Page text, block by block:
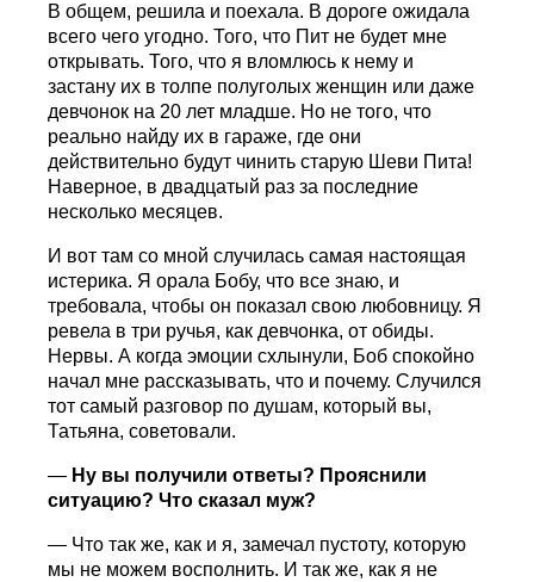
В общем, решила и поехала. В дороге ожидала
всего чего угодно. Того, что Пит не будет мне
открывать. Того, что я вломлюсь к нему и
застану их в толпе полуголых женщин или даже
девчонок на 20 лет младше. Но не того, что
реально найду их в гараже, где они
действительно будут чинить старую Шеви Пита!
Наверное, в двадцатый раз за последние
несколько месяцев.
И вот там со мной случилась самая настоящая
истерика. Я орала Бобу, что все знаю, и
требовала, чтобы он показал свою любовницу. Я
ревела в три ручья, как девчонка, от обиды.
Нервы. А когда эмоции схлынули, Боб спокойно
начал мне рассказывать, что и почему. Случился
тот самый разговор по душам, который вы,
Татьяна, советовали.
— Ну вы получили ответы? Прояснили
ситуацию? Что сказал муж?
— Что так же, как и я, замечал пустоту, которую
мы не можем восполнить. И так же, как я не